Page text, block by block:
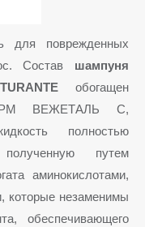
для поврежденных
Состав шампуня
обогащен
ВЕЖЕТАЛЬ С,
полностью
полученную путем
аминокислотами,
которые незаменимы
обеспечивающего